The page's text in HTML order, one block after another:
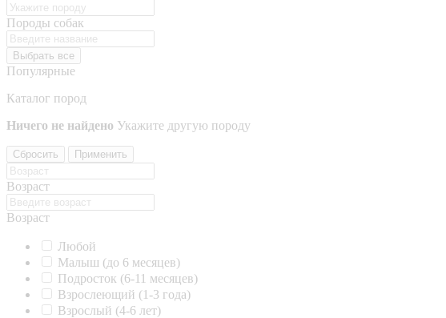
Породы собак
Выбрать все
Популярные
Каталог пород
Ничего не найдено Укажите другую породу
Сбросить Применить
Возраст
Возраст
Любой
Малыш (до 6 месяцев)
Подросток (6-11 месяцев)
Взрослеющий (1-3 года)
Взрослый (4-6 лет)